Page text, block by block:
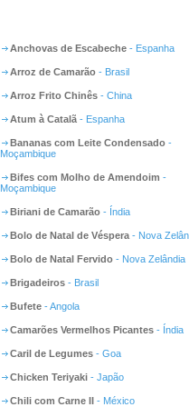
Anchovas de Escabeche - Espanha
Arroz de Camarão - Brasil
Arroz Frito Chinês - China
Atum à Catalã - Espanha
Bananas com Leite Condensado -
Moçambique
Bifes com Molho de Amendoim -
Moçambique
Biriani de Camarão - Índia
Bolo de Natal de Véspera - Nova
Bolo de Natal Fervido - Nova Zelândia
Brigadeiros - Brasil
Bufete - Angola
Camarões Vermelhos Picantes - Índia
Caril de Legumes - Goa
Chicken Teriyaki - Japão
Chili com Carne II - México